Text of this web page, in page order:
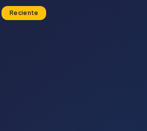
Reciente